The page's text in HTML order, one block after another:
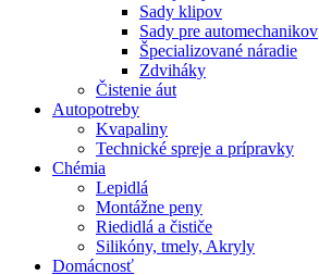
Sady klipov
Sady pre automechanikov
Špecializované náradie
Zdviháky
Čistenie áut
Autopotreby
Kvapaliny
Technické spreje a prípravky
Chémia
Lepidlá
Montážne peny
Riedidlá a čističe
Silikóny, tmely, Akryly
Domácnosť